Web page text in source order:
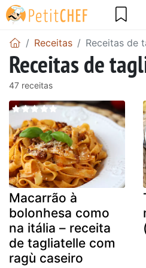
Receitas Receitas de
Receitas de
47 receitas
Macarrão à
bolonhesa como
na itália – receita
de tagliatelle com
ragù caseiro